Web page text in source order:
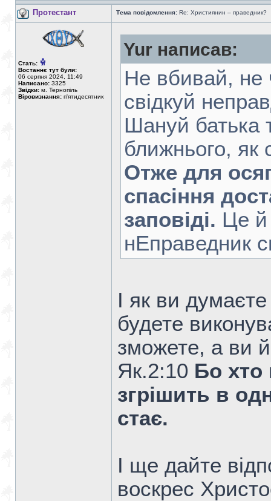
Протестант Тема повідомлення: Re: Християнин – праведник?
Стать:
Востаннє тут були:
06 серпня 2024, 11:49
Написано: 3325
Звідки: м. Тернопіль
Віровизнання: п'ятидесятник
Yur написав:
Не вбивай, не
свідкуй
Шануй батька
ближнього, як
Отже для
спасіння
заповіді. Це й
нЕправедник
І як ви
будете
зможете, а ви
Як.2:10 Бо хто
згрішить в
стає.
І ще дайте
воскрес